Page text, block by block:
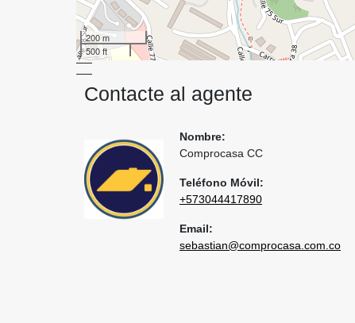
200 m
500 ft
Contacte al agente
Nombre:
Comprocasa CC
Teléfono Móvil:
+573044417890
Email:
sebastian@comprocasa.com.co